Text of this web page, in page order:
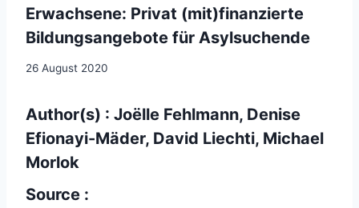
Erwachsene: Privat (mit)finanzierte
Bildungsangebote für Asylsuchende
26 August 2020
Author(s) : Joëlle Fehlmann, Denise
Efionayi-Mäder, David Liechti, Michael
Morlok
Source :